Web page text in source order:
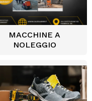
MACCHINE A
NOLEGGIO